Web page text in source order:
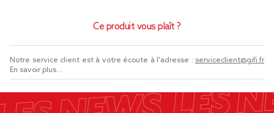
Ce produit vous plaît ?
Notre service client est à votre écoute à l'adresse : serviceclient@gifi.fr
En savoir plus...